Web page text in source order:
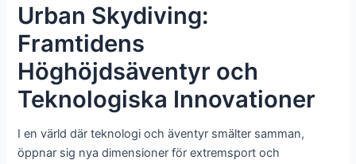
Urban Skydiving:
Framtidens
Höghöjdsäventyr och
Teknologiska Innovationer
I en värld där teknologi och äventyr smälter samman,
öppnar sig nya dimensioner för extremsport och